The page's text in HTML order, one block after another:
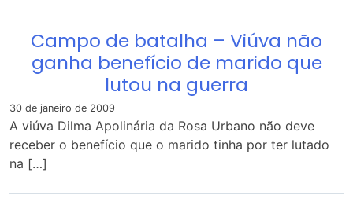
Campo de batalha – Viúva não
ganha benefício de marido que
lutou na guerra
30 de janeiro de 2009
A viúva Dilma Apolinária da Rosa Urbano não deve
receber o benefício que o marido tinha por ter lutado
na […]